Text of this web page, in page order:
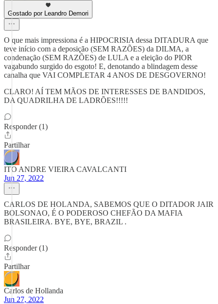
Gostado por Leandro Demori
O que mais impressiona é a HIPOCRISIA dessa DITADURA que
teve início com a deposição (SEM RAZÕES) da DILMA, a
condenação (SEM RAZÕES) de LULA e a eleição do PIOR
vagabundo surgido do esgoto! E, denotando a blindagem desse
canalha que VAI COMPLETAR 4 ANOS DE DESGOVERNO!
CLARO! AÍ TEM MÃOS DE INTERESSES DE BANDIDOS,
DA QUADRILHA DE LADRÕES!!!!!
Responder (1)
Partilhar
ITO ANDRE VIEIRA CAVALCANTI
Jun 27, 2022
CARLOS DE HOLANDA, SABEMOS QUE O DITADOR JAIR
BOLSONAO, É O PODEROSO CHEFÃO DA MAFIA
BRASILEIRA. BYE, BYE, BRAZIL .
Responder (1)
Partilhar
Carlos de Hollanda
Jun 27, 2022